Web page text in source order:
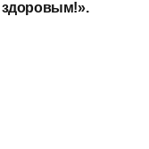
здоровым!».